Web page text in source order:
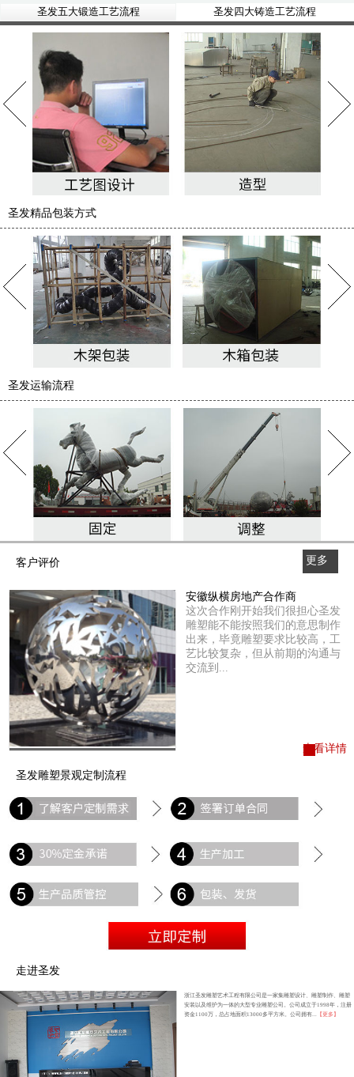
圣发五大锻造工艺流程 圣发四大铸造工艺流程
圣发精品包装方式
圣发运输流程
客户评价
更多
查看详情
安徽纵横房地产合作商
这次合作刚开始我们很担心圣发
雕塑能不能按照我们的意思制作
出来，毕竟雕塑要求比较高，工
艺比较复杂，但从前期的沟通与
交流到...
圣发雕塑景观定制流程
走进圣发
浙江圣发雕塑艺术工程有限公司是一家集雕塑设计、雕塑制作、雕塑
安装以及维护为一体的大型专业雕塑公司。公司成立于1998年，注册
资金1100万，总占地面积13000多平方米。公司拥有...
【更多】